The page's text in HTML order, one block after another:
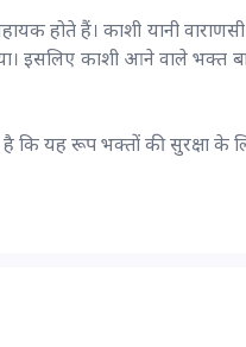
होते हैं। काशी यानी
इसलिए काशी आने वाले भक्त
है कि यह रूप भक्तों की सुरक्षा के